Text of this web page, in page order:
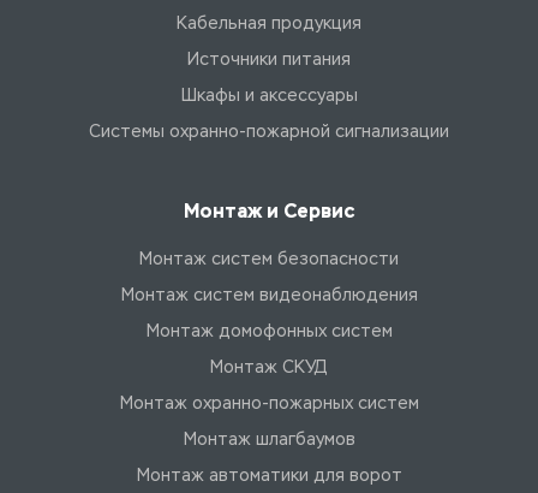
Кабельная продукция
Источники питания
Шкафы и аксессуары
Системы охранно-пожарной сигнализации
Монтаж и Сервис
Монтаж систем безопасности
Монтаж систем видеонаблюдения
Монтаж домофонных систем
Монтаж СКУД
Монтаж охранно-пожарных систем
Монтаж шлагбаумов
Монтаж автоматики для ворот